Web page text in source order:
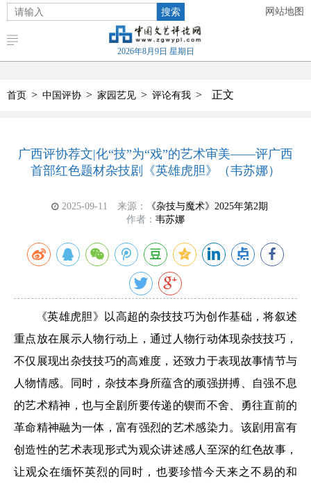
搜索 网站地图
2026年8月9日 星期日
首页 > 中国评协 > 家园艺见 > 评论有我 > 正文
广西评协荐文|化“技”为“戏”的艺术审美——评广西
首部红色题材杂技剧《英雄虎胆》（韦苏娜）
2025-09-11 来源：
《杂技与魔术》2025年第2期
作者： 韦苏娜
《英雄虎胆》以高超的杂技技巧为创作基础，将叙述
重点放在展示人物行动上，通过人物行动体现杂技技巧，
不仅展现出杂技技巧的高难度，还致力于表现故事情节与
人物情感。同时，杂技本身所蕴含的顽强拼搏、自强不息
的艺术精神，也与全剧所要传递的锲而不舍、勇往直前的
革命精神融为一体，富有强烈的艺术感染力。该剧用富有
创造性的艺术表现形式为观众讲述感人至深的红色故事，
让观众在缅怀英烈的同时，也要珍惜今天来之不易的和